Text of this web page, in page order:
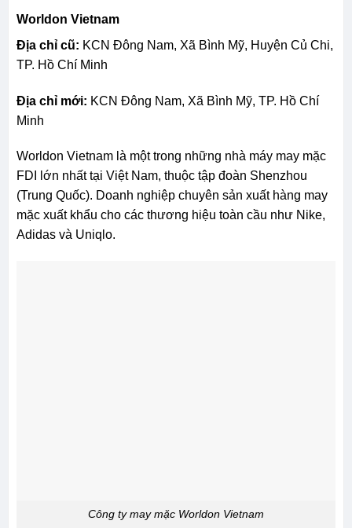
Worldon Vietnam
Địa chỉ cũ: KCN Đông Nam, Xã Bình Mỹ, Huyện Củ Chi,
TP. Hồ Chí Minh
Địa chỉ mới: KCN Đông Nam, Xã Bình Mỹ, TP. Hồ Chí
Minh
Worldon Vietnam là một trong những nhà máy may mặc
FDI lớn nhất tại Việt Nam, thuộc tập đoàn Shenzhou
(Trung Quốc). Doanh nghiệp chuyên sản xuất hàng may
mặc xuất khẩu cho các thương hiệu toàn cầu như Nike,
Adidas và Uniqlo.
Công ty may mặc Worldon Vietnam